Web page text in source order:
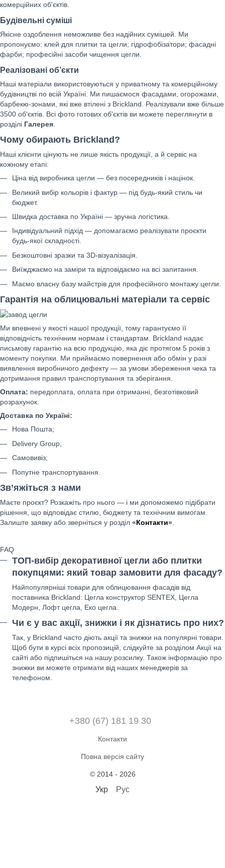
комерційних об'єктів.
Будівельні суміші
Якісне оздоблення неможливе без надійних сумішей. Ми
пропонуємо: клей для плитки та цегли; гідрофобізатори; фасадні
фарби; професійні засоби чищення цегли.
Реалізовані об’єкти
Наші матеріали використовуються у приватному та комерційному
будівництві по всій Україні. Ми пишаємося фасадами, огорожами,
барбекю-зонами, які вже втілені з Brickland. Реалізували вже більше
3500 об'єктів. Всі фото готових об'єктів ви можете переглянути в
розділі Галерея
Чому обирають Brickland?
Наші клієнти цінують не лише якість продукції, а й сервіс на
кожному етапі:
Ціна від виробника цегли — без посередників і націнок.
Великий вибір кольорів і фактур — під будь-який стиль чи
бюджет.
Швидка доставка по Україні — зручна логістика.
Індивідуальний підхід — допомагаємо реалізувати проєкти
будь-якої складності.
Безкоштовні зразки та 3D-візуалізація.
Виїжджаємо на заміри та відповідаємо на всі запитання.
Маємо власну базу майстрів для професійного монтажу цегли.
Гарантія на облицювальні матеріали та сервіс
Ми впевнені у якості нашої продукції, тому гарантуємо її
відповідність технічним нормам і стандартам. Brickland надає
письмову гарантію на всю продукцію, яка діє протягом 5 років з
моменту покупки. Ми приймаємо повернення або обмін у разі
виявлення виробничого дефекту — за умови збереження чека та
дотримання правил транспортування та зберігання.
Оплата: передоплата, оплата при отриманні, безготівковий
розрахунок.
Доставка по Україні:
Нова Пошта;
Delivery Group;
Самовивіз;
Попутне транспортування.
Зв’яжіться з нами
Маєте проєкт? Розкажіть про нього — і ми допоможемо підібрати
рішення, що відповідає стилю, бюджету та технічним вимогам.
Залиште заявку або зверніться у розділ «Контакти»
FAQ
ТОП-вибір декоративної цегли або плитки
покупцями: який товар замовити для фасаду?
Найпопулярніші товари для облицювання фасадів від
поставника Brickland: Цегла конструктор SENTEX, Цегла
Модерн, Лофт цегла, Еко цегла.
Чи є у вас акції, знижки і як дізнатись про них?
Так, у Brickland часто діють акції та знижки на популярні товари.
Щоб бути в курсі всіх пропозицій, слідкуйте за розділом Акції на
сайті або підпишіться на нашу розсилку. Також інформацію про
знижки ви можете отримати від наших менеджерів за
телефоном.
+380 (67) 181 19 30
Контакти
Повна версія сайту
© 2014 - 2026
Укр Рус